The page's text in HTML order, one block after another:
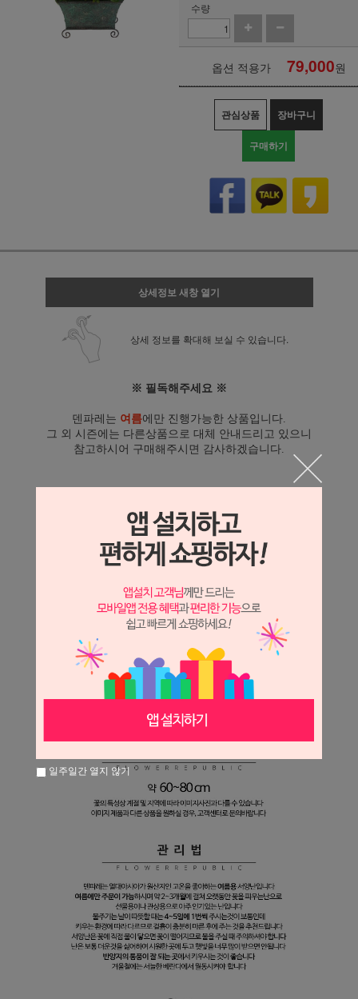
수량
옵션 적용가 79,000원
관심상품 장바구니
구매하기
상세정보 새창 열기
상세 정보를 확대해 보실 수 있습니다.
※ 필독해주세요 ※
덴파레는 여름에만 진행가능한 상품입니다.
그 외 시즌에는 다른상품으로 대체 안내드리고 있으니
참고하시어 구매해주시면 감사하겠습니다.
일주일간 열지 않기